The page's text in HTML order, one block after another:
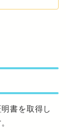
書を取得し